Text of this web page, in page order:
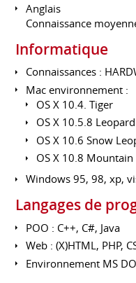
Anglais
Connaissance
Informatique
Connaissances :
Mac environnement :
OS X 10.4. Tiger
OS X 10.5.8 Leopard
OS X 10.6 Snow
OS X 10.8 Mountain
Windows 95, 98, xp,
Langages de
POO : C++, C#, Java
Web : (X)HTML, PHP,
Environnement MS